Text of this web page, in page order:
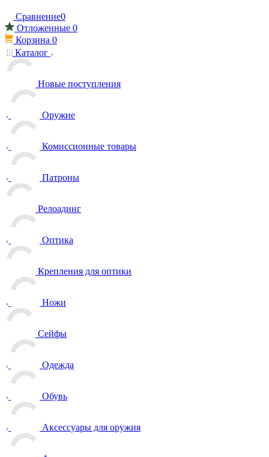
Сравнение0
Отложенные 0
Корзина 0
Каталог
Новые поступления
Оружие
Комиссионные товары
Патроны
Релоадинг
Оптика
Крепления для оптики
Ножи
Сейфы
Одежда
Обувь
Аксессуары для оружия